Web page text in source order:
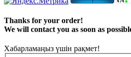
Thanks for your order!
We will contact you as soon as
Хабарламаңыз үшін рақмет!